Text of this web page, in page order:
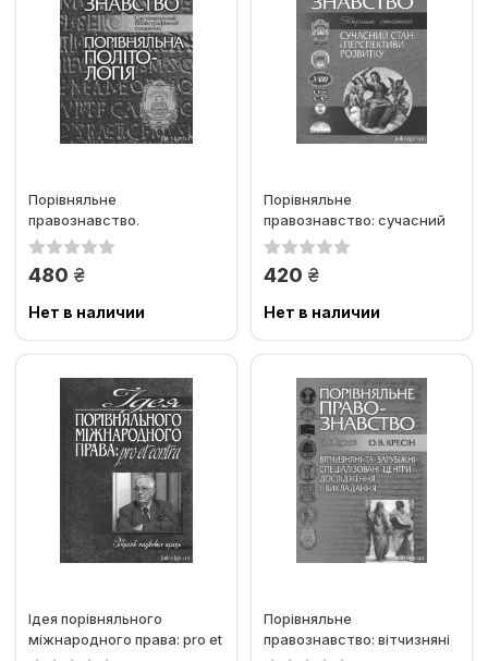
Порівняльне
правознавство.
Порівняльна політологія:
480 грн.
Нет в наличии
Порівняльне
правознавство: сучасний
стан і перспективи
420 грн.
Нет в наличии
Ідея порівняльного
міжнародного права: pro et
Порівняльне
правознавство: вітчизняні